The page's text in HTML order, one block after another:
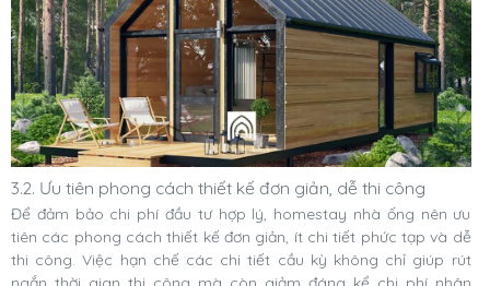
3.2. Ưu tiên phong cách thiết kế đơn giản, dễ thi công
Để đảm bảo chi phí đầu tư hợp lý, homestay nhà ống nên ưu
tiên các phong cách thiết kế đơn giản, ít chi tiết phức tạp và dễ
thi công. Việc hạn chế các chi tiết cầu kỳ không chỉ giúp rút